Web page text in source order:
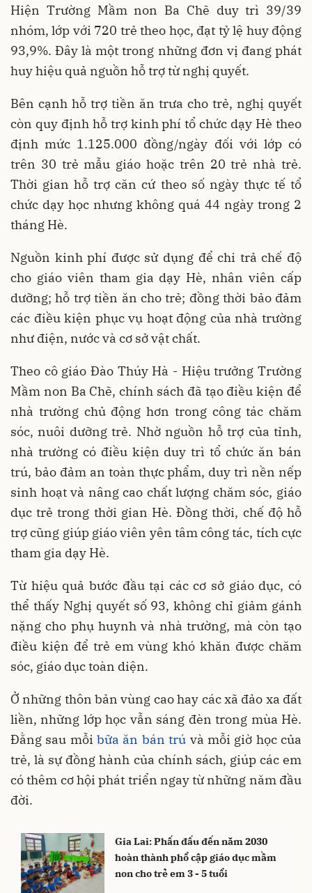
Hiện Trường Mầm non Ba Chẽ duy trì 39/39
nhóm, lớp với 720 trẻ theo học, đạt tỷ lệ huy động
93,9%. Đây là một trong những đơn vị đang phát
huy hiệu quả nguồn hỗ trợ từ nghị quyết.
Bên cạnh hỗ trợ tiền ăn trưa cho trẻ, nghị quyết
còn quy định hỗ trợ kinh phí tổ chức dạy Hè theo
định mức 1.125.000 đồng/ngày đối với lớp có
trên 30 trẻ mẫu giáo hoặc trên 20 trẻ nhà trẻ.
Thời gian hỗ trợ căn cứ theo số ngày thực tế tổ
chức dạy học nhưng không quá 44 ngày trong 2
tháng Hè.
Nguồn kinh phí được sử dụng để chi trả chế độ
cho giáo viên tham gia dạy Hè, nhân viên cấp
dưỡng; hỗ trợ tiền ăn cho trẻ; đồng thời bảo đảm
các điều kiện phục vụ hoạt động của nhà trường
như điện, nước và cơ sở vật chất.
Theo cô giáo Đào Thúy Hà - Hiệu trưởng Trường
Mầm non Ba Chẽ, chính sách đã tạo điều kiện để
nhà trường chủ động hơn trong công tác chăm
sóc, nuôi dưỡng trẻ. Nhờ nguồn hỗ trợ của tỉnh,
nhà trường có điều kiện duy trì tổ chức ăn bán
trú, bảo đảm an toàn thực phẩm, duy trì nền nếp
sinh hoạt và nâng cao chất lượng chăm sóc, giáo
dục trẻ trong thời gian Hè. Đồng thời, chế độ hỗ
trợ cũng giúp giáo viên yên tâm công tác, tích cực
tham gia dạy Hè.
Từ hiệu quả bước đầu tại các cơ sở giáo dục, có
thể thấy Nghị quyết số 93, không chỉ giảm gánh
nặng cho phụ huynh và nhà trường, mà còn tạo
điều kiện để trẻ em vùng khó khăn được chăm
sóc, giáo dục toàn diện.
Ở những thôn bản vùng cao hay các xã đảo xa đất
liền, những lớp học vẫn sáng đèn trong mùa Hè.
Đằng sau mỗibữa ăn bán trú và mỗi giờ học của
trẻ, là sự đồng hành của chính sách, giúp các em
có thêm cơ hội phát triển ngay từ những năm đầu
đời.
Gia Lai: Phấn đấu đến năm 2030
hoàn thành phổ cập giáo dục mầm
non cho trẻ em 3 - 5 tuổi